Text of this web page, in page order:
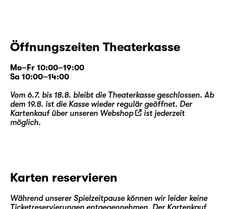
Öffnungszeiten Theaterkasse
Mo–Fr 10:00–19:00
Sa 10:00–14:00
Vom 6.7. bis 18.8. bleibt die Theaterkasse geschlossen. Ab
dem 19.8. ist die Kasse wieder regulär geöffnet. Der
Kartenkauf über unseren Webshop
ist jederzeit
möglich.
Karten reservieren
Während unserer Spielzeitpause können wir leider keine